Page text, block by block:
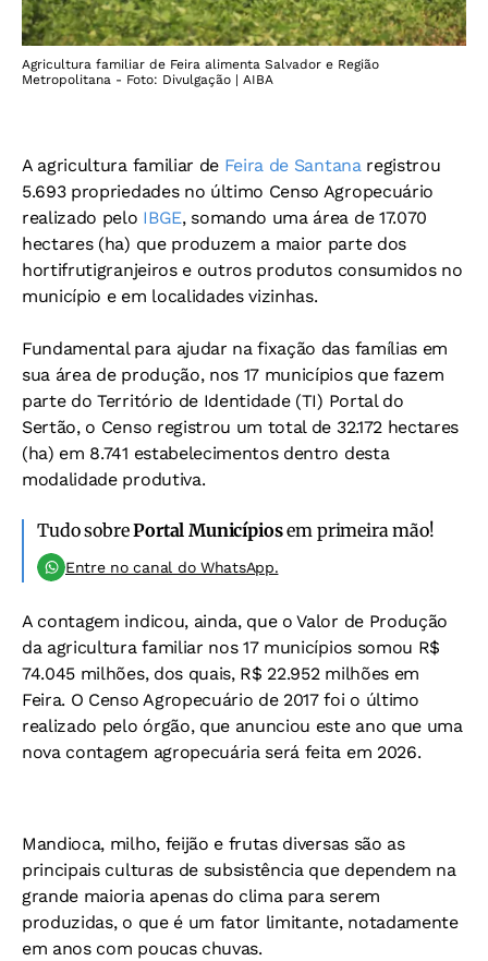
Agricultura familiar de Feira alimenta Salvador e Região
Metropolitana - Foto: Divulgação | AIBA
A agricultura familiar de Feira de Santana registrou
5.693 propriedades no último Censo Agropecuário
realizado pelo IBGE, somando uma área de 17.070
hectares (ha) que produzem a maior parte dos
hortifrutigranjeiros e outros produtos consumidos no
município e em localidades vizinhas.
Fundamental para ajudar na fixação das famílias em
sua área de produção, nos 17 municípios que fazem
parte do Território de Identidade (TI) Portal do
Sertão, o Censo registrou um total de 32.172 hectares
(ha) em 8.741 estabelecimentos dentro desta
modalidade produtiva.
Tudo sobrePortal Municípiosem primeira mão!
Entre no canal do WhatsApp.
A contagem indicou, ainda, que o Valor de Produção
da agricultura familiar nos 17 municípios somou R$
74.045 milhões, dos quais, R$ 22.952 milhões em
Feira. O Censo Agropecuário de 2017 foi o último
realizado pelo órgão, que anunciou este ano que uma
nova contagem agropecuária será feita em 2026.
Mandioca, milho, feijão e frutas diversas são as
principais culturas de subsistência que dependem na
grande maioria apenas do clima para serem
produzidas, o que é um fator limitante, notadamente
em anos com poucas chuvas.